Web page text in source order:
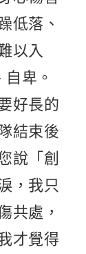
低落、
以入
卑。
好長的
結束後
說「創
，我只
共處，
才覺得